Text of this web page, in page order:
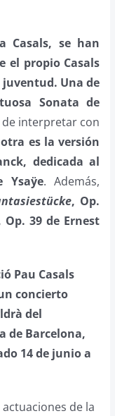
Casals, se han
el propio Casals
juventud. Una de
Sonata de
de interpretar con
es la versión
dedicada al
Ysaÿe. Además,
, Op.
Op. 39 de Ernest
Pau Casals
concierto
del
de Barcelona,
14 de junio a
de la